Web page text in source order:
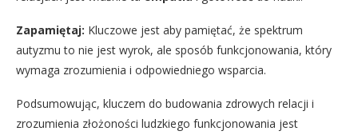
Zapamiętaj: Kluczowe jest aby pamiętać, że spektrum
autyzmu to nie jest wyrok, ale sposób funkcjonowania, który
wymaga zrozumienia i odpowiedniego wsparcia.
Podsumowując, kluczem do budowania zdrowych relacji i
zrozumienia złożoności ludzkiego funkcjonowania jest